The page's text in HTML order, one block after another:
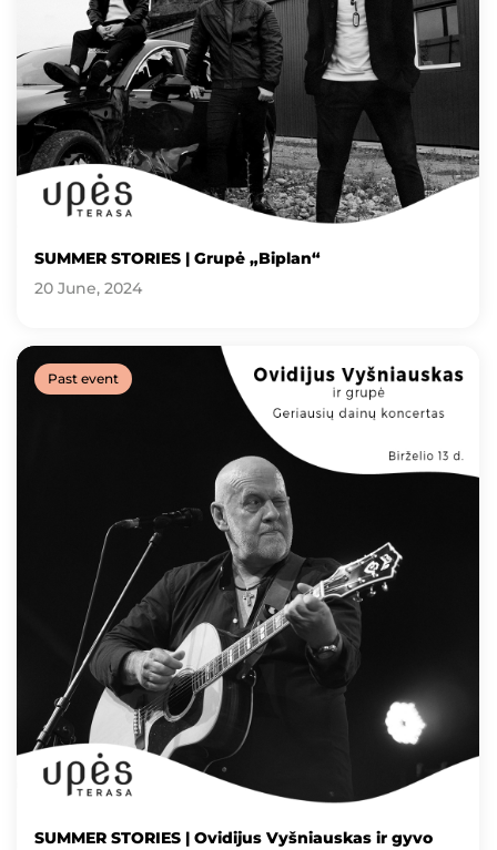
SUMMER STORIES | Grupė „Biplan“
20 June, 2024
Past event
SUMMER STORIES | Ovidijus Vyšniauskas ir gyvo